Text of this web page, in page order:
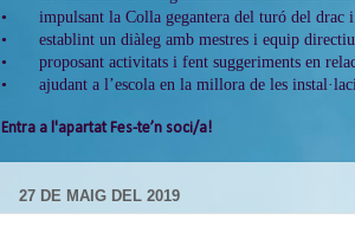
•
impulsant la Colla gegantera del turó del drac i
•
establint un diàleg amb mestres i equip
•
proposant activitats i fent suggeriments en
•
ajudant a l’escola en la millora de les
Entra a l'apartat Fes-te’n soci/a!
27 DE MAIG DEL 2019